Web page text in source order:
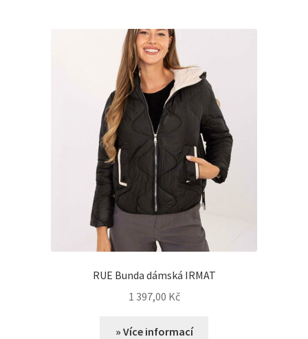
RUE Bunda dámská IRMAT
1 397,00 Kč
» Více informací